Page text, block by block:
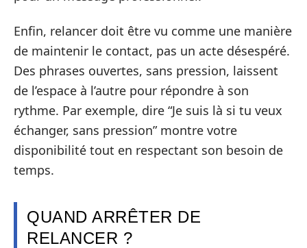
Enfin, relancer doit être vu comme une manière
de maintenir le contact, pas un acte désespéré.
Des phrases ouvertes, sans pression, laissent
de l’espace à l’autre pour répondre à son
rythme. Par exemple, dire “Je suis là si tu veux
échanger, sans pression” montre votre
disponibilité tout en respectant son besoin de
temps.
QUAND ARRÊTER DE
RELANCER ?